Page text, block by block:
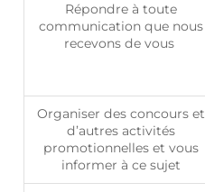
Répondre à toute
communication que nous
recevons de vous
Organiser des concours et
d’autres activités
promotionnelles et vous
informer à ce sujet